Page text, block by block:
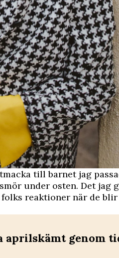
till barnet jag
under osten. Det jag
reaktioner när de blir
aprilskämt genom